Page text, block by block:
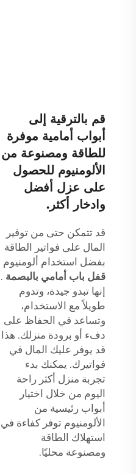
قم بالترقية إلى
أبواب أمامية موفرة
للطاقة ومصنوعة من
الألومنيوم للحصول
على عزل أفضل
وادخار أكثر.
قد تتمكن حتى من توفير
المال على فواتير الطاقة
بفضل استخدام ألومنيوم
قفل باب أمامي بالبصمة .
إنها تبدو جيدة، وتدوم
طويلاً مع الاستخدام،
وتساعد في الحفاظ على
دفء أو برودة منزلك. هذا
قد يوفر عليك المال في
فواتيرك. يمكنك بدء
تجربة منزل أكثر راحة
اليوم من خلال اختيار
أبواب رئيسية من
الألومنيوم توفر كفاءة في
استهلاك الطاقة
ومصنوعة محليًا.